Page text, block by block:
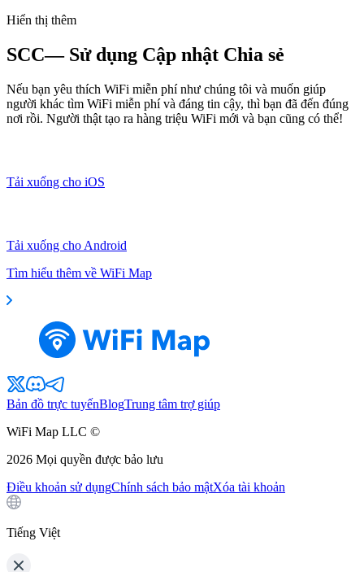
Hiển thị thêm
SCC— Sử dụng Cập nhật Chia sẻ
Nếu bạn yêu thích WiFi miễn phí như chúng tôi và muốn giúp
người khác tìm WiFi miễn phí và đáng tin cậy, thì bạn đã đến đúng
nơi rồi. Người thật tạo ra hàng triệu WiFi mới và bạn cũng có thể!
Tải xuống cho iOS
Tải xuống cho Android
Tìm hiểu thêm về WiFi Map
Bản đồ trực tuyếnBlogTrung tâm trợ giúp
WiFi Map LLC ©
2026 Mọi quyền được bảo lưu
Điều khoản sử dụngChính sách bảo mậtXóa tài khoản
Tiếng Việt